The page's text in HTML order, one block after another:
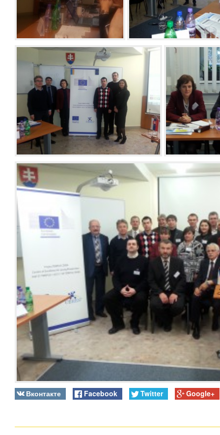
Вконтакте Facebook Twitter Google+